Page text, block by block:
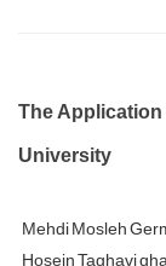
The
University
Mehdi Mosleh